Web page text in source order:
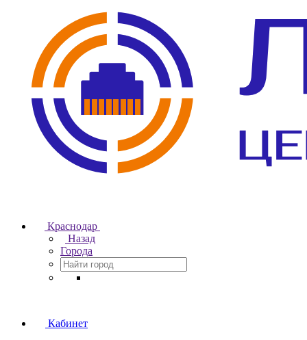
Краснодар
Назад
Города
Кабинет